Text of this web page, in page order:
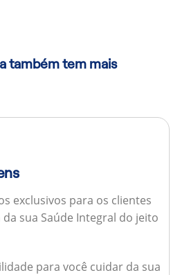
também tem mais
exclusivos para os clientes
sua Saúde Integral do jeito
para você cuidar da sua